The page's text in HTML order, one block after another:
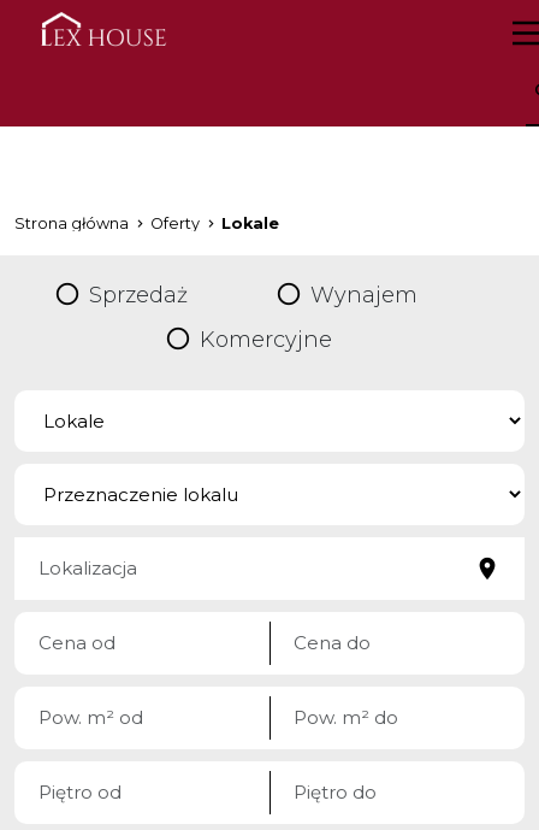
Strona główna Oferty Lokale
Sprzedaż
Wynajem
Komercyjne